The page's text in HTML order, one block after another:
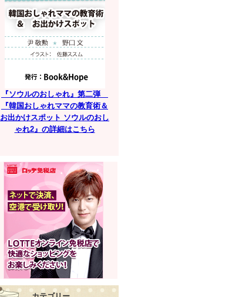
『ソウルのおしゃれ』第二弾
『韓国おしゃれママの教育術＆
お出かけスポット ソウルのおし
ゃれ2』の詳細はこちら